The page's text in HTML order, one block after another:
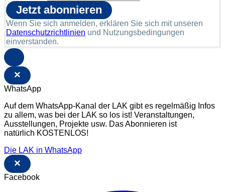
Wenn Sie sich anmelden, erklären Sie sich mit unseren
Datenschutzrichtlinien und Nutzungsbedingungen
einverstanden.
×
WhatsApp
Auf dem WhatsApp-Kanal der LAK gibt es regelmäßig Infos
zu allem, was bei der LAK so los ist! Veranstaltungen,
Ausstellungen, Projekte usw. Das Abonnieren ist
natürlich KOSTENLOS!
Die LAK in WhatsApp
×
Facebook